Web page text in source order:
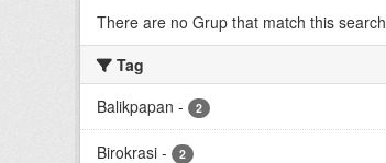
There are no Grup that match this search
Tag
Balikpapan - 2
Birokrasi - 2